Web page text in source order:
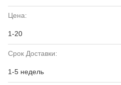
Цена:
1-20
Срок Доставки:
1-5 недель